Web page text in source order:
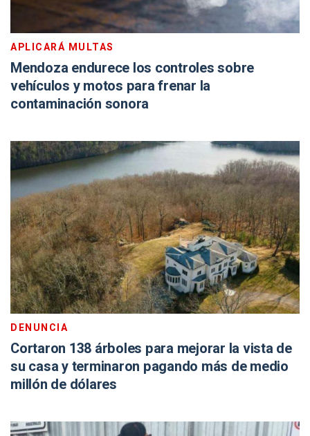
APLICARÁ MULTAS
Mendoza endurece los controles sobre
vehículos y motos para frenar la
contaminación sonora
DENUNCIA
Cortaron 138 árboles para mejorar la vista de
su casa y terminaron pagando más de medio
millón de dólares